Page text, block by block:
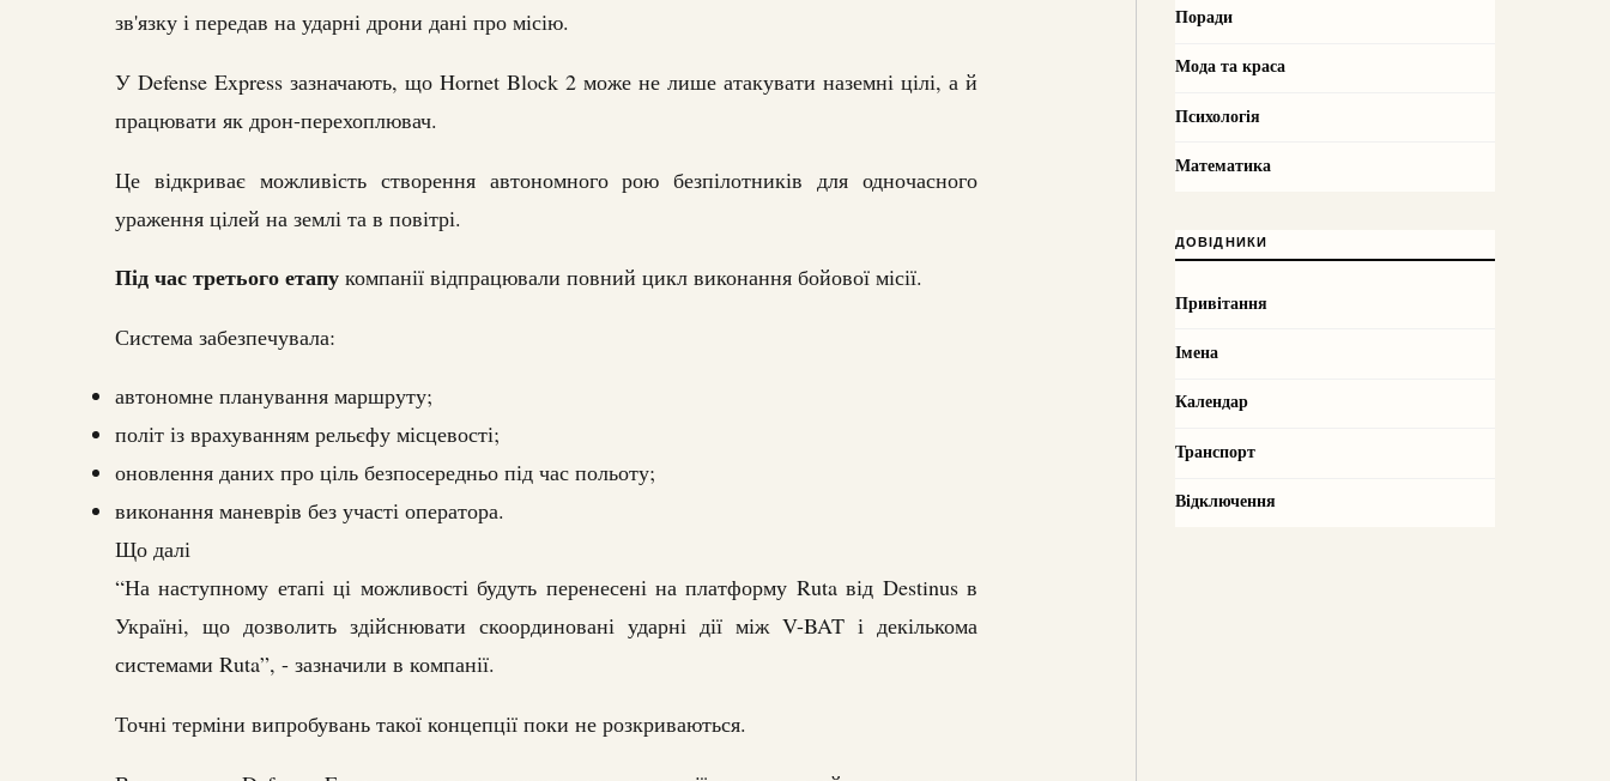
зв'язку і передав на ударні дрони дані про місію.
У Defense Express зазначають, що Hornet Block 2 може не лише атакувати наземні цілі, а й
працювати як дрон-перехоплювач.
Це відкриває можливість створення автономного рою безпілотників для одночасного
ураження цілей на землі та в повітрі.
Під час третього етапу компанії відпрацювали повний цикл виконання бойової місії.
Система забезпечувала:
автономне планування маршруту;
політ із врахуванням рельєфу місцевості;
оновлення даних про ціль безпосередньо під час польоту;
виконання маневрів без участі оператора.
Що далі
“На наступному етапі ці можливості будуть перенесені на платформу Ruta від Destinus в
Україні, що дозволить здійснювати скоординовані ударні дії між V-BAT і декількома
системами Ruta”, - зазначили в компанії.
Точні терміни випробувань такої концепції поки не розкриваються.
Поради
Мода та краса
Психологія
Математика
ДОВІДНИКИ
Привітання
Імена
Календар
Транспорт
Відключення